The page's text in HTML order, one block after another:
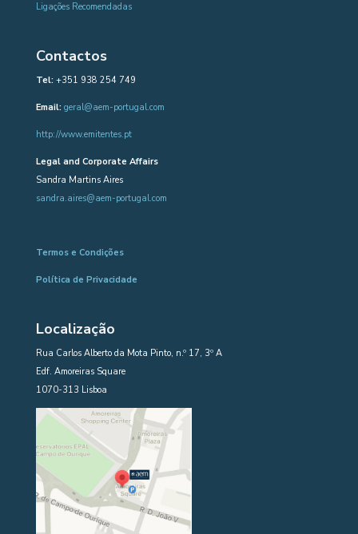
Ligações Recomendadas
Contactos
Tel:+351 938 254 749
Email: geral@aem-portugal.com
http://www.emitentes.pt
Legal and Corporate Affairs
Sandra Martins Aires
sandra.aires@aem-portugal.com
Termos e Condições
Política de Privacidade
Localização
Rua Carlos Alberto da Mota Pinto, n.º 17, 3º A
Edf. Amoreiras Square
1070-313 Lisboa